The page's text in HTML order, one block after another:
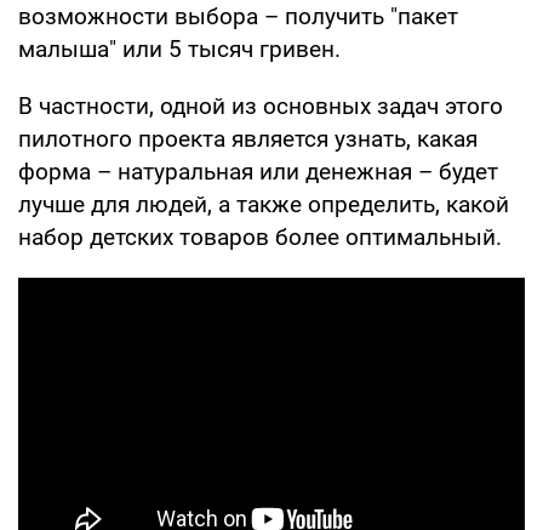
возможности выбора – получить "пакет
малыша" или 5 тысяч гривен.
В частности, одной из основных задач этого
пилотного проекта является узнать, какая
форма – натуральная или денежная – будет
лучше для людей, а также определить, какой
набор детских товаров более оптимальный.